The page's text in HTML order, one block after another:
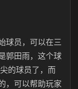
球员，可以在三
郭田雨，这个球
的球员了，而
，可以帮助玩家